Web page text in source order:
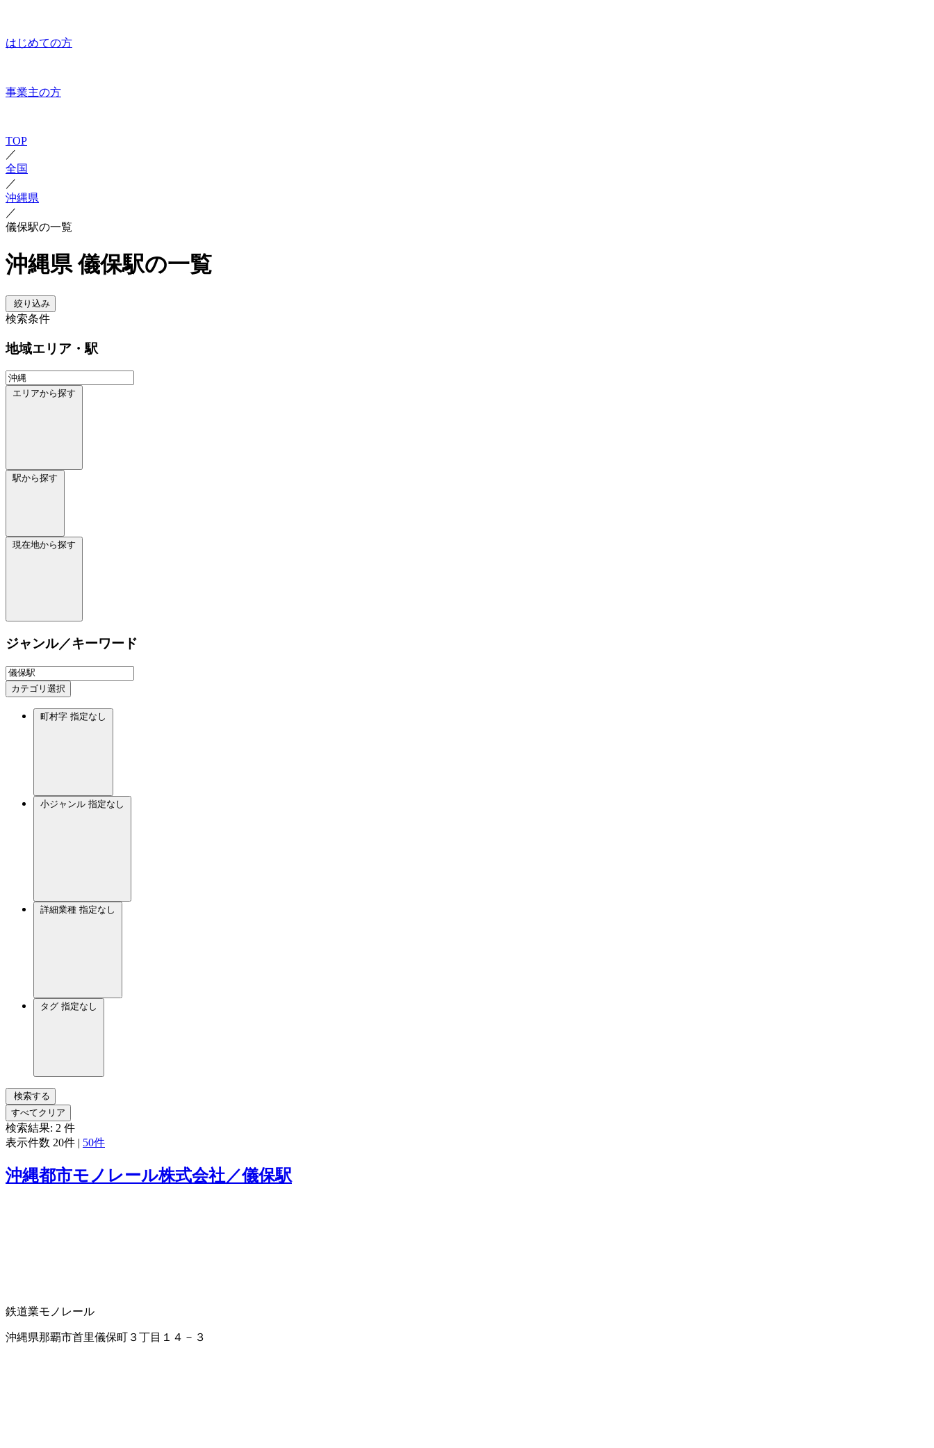
はじめての方
事業主の方
TOP
／
全国
／
沖縄県
／
儀保駅の一覧
沖縄県 儀保駅の一覧
絞り込み
検索条件
地域エリア・駅
エリアから探す
駅から探す
現在地から探す
ジャンル／キーワード
カテゴリ選択
町村字 指定なし
小ジャンル 指定なし
詳細業種 指定なし
タグ 指定なし
検索する
すべてクリア
検索結果: 2 件
表示件数 20件 | 50件
沖縄都市モノレール株式会社／儀保駅
鉄道業モノレール
沖縄県那覇市首里儀保町３丁目１４－３